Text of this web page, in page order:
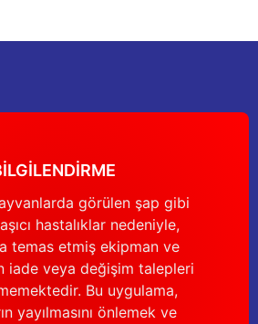
alternatifler olmalı.
Gönder
görülen şap gibi
hastalıklar nedeniyle,
temas etmiş ekipman ve
iade veya değişim talepleri
Bu uygulama,
yayılmasını önlemek ve